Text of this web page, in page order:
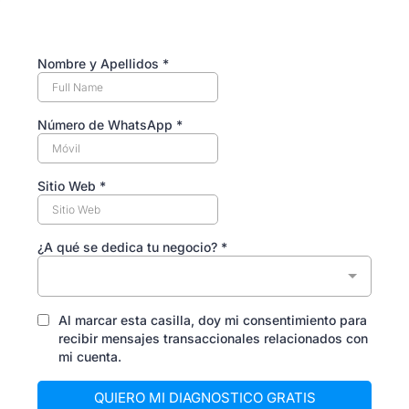
Nombre y Apellidos *
Número de WhatsApp *
Sitio Web *
¿A qué se dedica tu negocio? *
Al marcar esta casilla, doy mi consentimiento para
recibir mensajes transaccionales relacionados con
mi cuenta.
QUIERO MI DIAGNOSTICO GRATIS